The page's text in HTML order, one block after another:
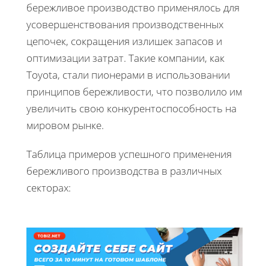
бережливое производство применялось для
усовершенствования производственных
цепочек, сокращения излишек запасов и
оптимизации затрат. Такие компании, как
Toyota, стали пионерами в использовании
принципов бережливости, что позволило им
увеличить свою конкурентоспособность на
мировом рынке.
Таблица примеров успешного применения
бережливого производства в различных
секторах: